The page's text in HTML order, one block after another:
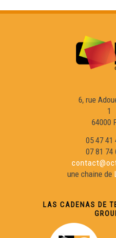
Lilas Baradat-Decla -
Raphaël Blas -
Chamin(s) de vita(s) -
Occitan 2.0 - Télé
Reportatge Servici
6, rue
1
64000
05 47 41
07 81 74
une chaine de
LAS CADENAS DE